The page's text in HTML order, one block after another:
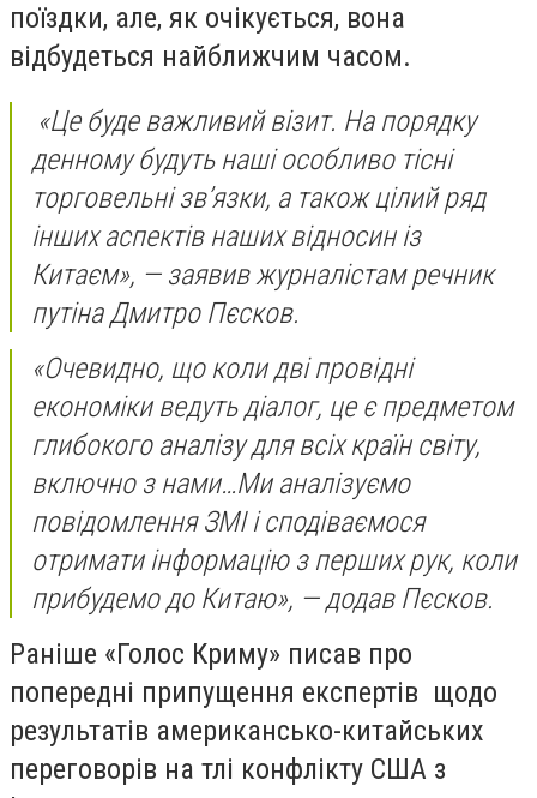
поїздки, але, як очікується, вона
відбудеться найближчим часом.
«Це буде важливий візит. На порядку
денному будуть наші особливо тісні
торговельні зв’язки, а також цілий ряд
інших аспектів наших відносин із
Китаєм», — заявив журналістам речник
путіна Дмитро Пєсков.
«Очевидно, що коли дві провідні
економіки ведуть діалог, це є предметом
глибокого аналізу для всіх країн світу,
включно з нами…Ми аналізуємо
повідомлення ЗМІ і сподіваємося
отримати інформацію з перших рук, коли
прибудемо до Китаю», — додав Пєсков.
Раніше «Голос Криму» писав про
попередні припущення експертів щодо
результатів американсько-китайських
переговорів на тлі конфлікту США з